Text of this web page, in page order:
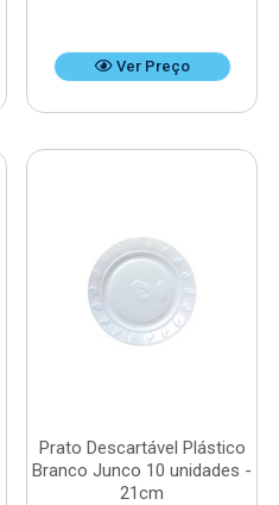
Ver Preço
Prato Descartável Plástico
Branco Junco 10 unidades -
21cm